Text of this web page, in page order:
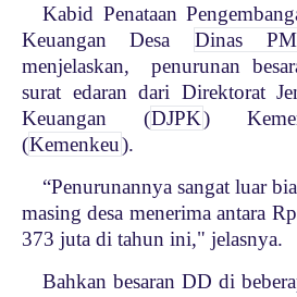
Kabid Penataan
Keuangan Desa Dinas
menjelaskan, penurunan
surat edaran dari Direktorat
Keuangan (DJPK)
(Kemenkeu).
“Penurunannya sangat luar
masing desa menerima antara
373 juta di tahun ini," jelasnya.
Bahkan besaran DD di